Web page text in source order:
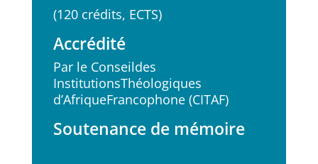
(120 crédits, ECTS)
Accrédité
Par le Conseildes
InstitutionsThéologiques
d’AfriqueFrancophone (CITAF)
Soutenance de mémoire